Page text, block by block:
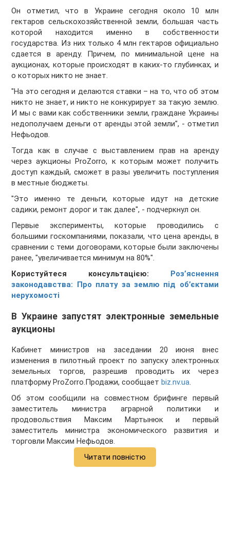
Он отметил, что в Украине сегодня около 10 млн
гектаров сельскохозяйственной земли, большая часть
которой находится именно в собственности
государства. Из них только 4 млн гектаров официально
сдается в аренду. Причем, по минимальной цене на
аукционах, которые происходят в каких-то глубинках, и
о которых никто не знает.
"На это сегодня и делаются ставки – на то, что об этом
никто не знает, и никто не конкурирует за такую землю.
И мы с вами как собственники земли, граждане Украины
недополучаем деньги от аренды этой земли", - отметил
Нефьодов.
Тогда как в случае с выставлением прав на аренду
через аукционы ProZorro, к которым может получить
доступ каждый, сможет в разы увеличить поступления
в местные бюджеты.
"Это именно те деньги, которые идут на детские
садики, ремонт дорог и так далее", - подчеркнул он.
Первые эксперименты, которые проводились с
большими госкомпаниями, показали, что цена аренды, в
сравнении с теми договорами, которые были заключены
ранее, "увеличивается минимум на 80%".
Користуйтеся консультацією: Роз’яснення
законодавства: Про плату за землю під об’єктами
нерухомості
В Украине запустят электронные земельные
аукционы
Кабинет министров на заседании 20 июня внес
изменения в пилотный проект по запуску электронных
земельных торгов, разрешив проводить их через
платформу ProZorro.Продажи, сообщаетbiz.nv.ua.
Об этом сообщили на совместном брифинге первый
заместитель министра аграрной политики и
продовольствия Максим Мартынюк и первый
заместитель министра экономического развития и
торговли Максим Нефьодов.
Читати повністю